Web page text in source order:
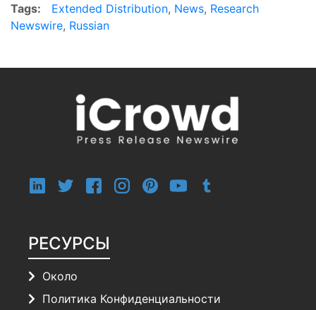
Tags:
Extended Distribution, News, Research
Newswire, Russian
РЕСУРСЫ
Около
Политика Конфиденциальности